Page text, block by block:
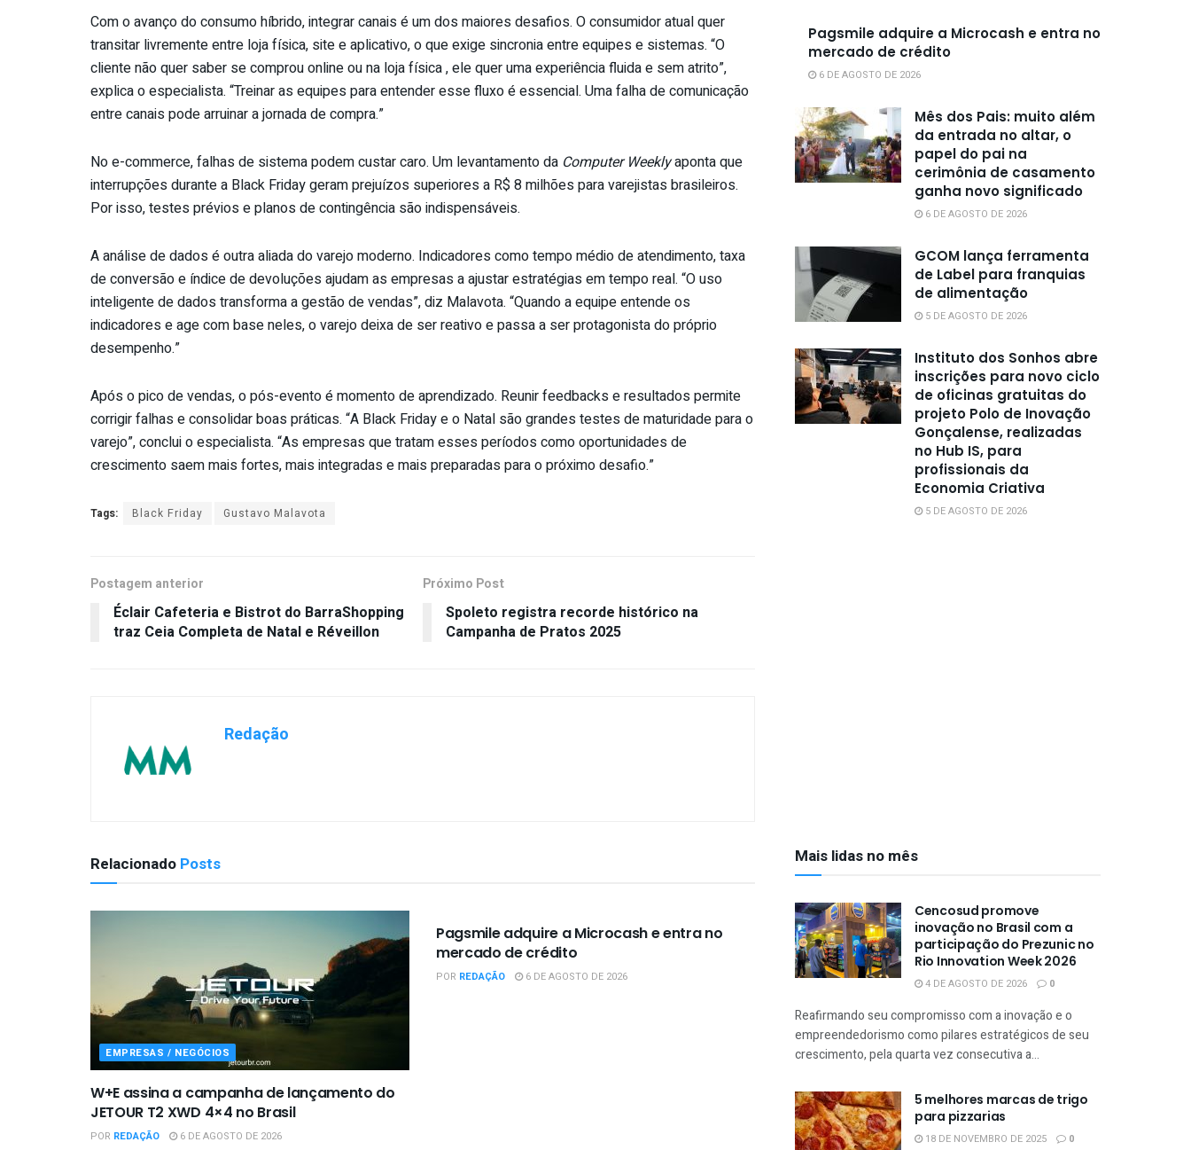
Com o avanço do consumo híbrido, integrar canais é um dos maiores desafios. O consumidor atual quer
transitar livremente entre loja física, site e aplicativo, o que exige sincronia entre equipes e sistemas. “O
cliente não quer saber se comprou online ou na loja física , ele quer uma experiência fluida e sem atrito”,
explica o especialista. “Treinar as equipes para entender esse fluxo é essencial. Uma falha de comunicação
entre canais pode arruinar a jornada de compra.”
No e-commerce, falhas de sistema podem custar caro. Um levantamento da Computer Weeklyaponta que
interrupções durante a Black Friday geram prejuízos superiores a R$ 8 milhões para varejistas brasileiros.
Por isso, testes prévios e planos de contingência são indispensáveis.
A análise de dados é outra aliada do varejo moderno. Indicadores como tempo médio de atendimento, taxa
de conversão e índice de devoluções ajudam as empresas a ajustar estratégias em tempo real. “O uso
inteligente de dados transforma a gestão de vendas”, diz Malavota. “Quando a equipe entende os
indicadores e age com base neles, o varejo deixa de ser reativo e passa a ser protagonista do próprio
desempenho.”
Após o pico de vendas, o pós-evento é momento de aprendizado. Reunir feedbacks e resultados permite
corrigir falhas e consolidar boas práticas. “A Black Friday e o Natal são grandes testes de maturidade para o
varejo”, conclui o especialista. “As empresas que tratam esses períodos como oportunidades de
crescimento saem mais fortes, mais integradas e mais preparadas para o próximo desafio.”
Tags: Black Friday Gustavo Malavota
Postagem anterior
Éclair Cafeteria e Bistrot do BarraShopping
traz Ceia Completa de Natal e Réveillon
Próximo Post
Spoleto registra recorde histórico na
Campanha de Pratos 2025
Redação
Relacionado Posts
EMPRESAS / NEGÓCIOS
W+E assina a campanha de lançamento do
JETOUR T2 XWD 4×4 no Brasil
POR REDAÇÃO 6 DE AGOSTO DE 2026
Pagsmile adquire a Microcash e entra no
mercado de crédito
POR REDAÇÃO 6 DE AGOSTO DE 2026
Pagsmile adquire a Microcash e entra no
mercado de crédito
6 DE AGOSTO DE 2026
Mês dos Pais: muito além
da entrada no altar, o
papel do pai na
cerimônia de casamento
ganha novo significado
6 DE AGOSTO DE 2026
GCOM lança ferramenta
de Label para franquias
de alimentação
5 DE AGOSTO DE 2026
Instituto dos Sonhos abre
inscrições para novo ciclo
de oficinas gratuitas do
projeto Polo de Inovação
Gonçalense, realizadas
no Hub IS, para
profissionais da
Economia Criativa
5 DE AGOSTO DE 2026
Mais lidas no mês
Cencosud promove
inovação no Brasil com a
participação do Prezunic no
Rio Innovation Week 2026
4 DE AGOSTO DE 2026 0
Reafirmando seu compromisso com a inovação e o
empreendedorismo como pilares estratégicos de seu
crescimento, pela quarta vez consecutiva a...
5 melhores marcas de trigo
para pizzarias
18 DE NOVEMBRO DE 2025 0